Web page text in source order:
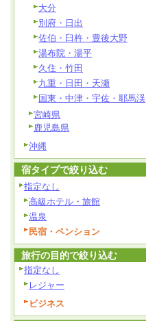
大分
別府・日出
佐伯・臼杵・豊後大野
湯布院・湯平
久住・竹田
九重・日田・天瀬
国東・中津・宇佐・耶馬渓
宮崎県
鹿児島県
沖縄
宿タイプで絞り込む
指定なし
高級ホテル・旅館
温泉
民宿・ペンション
旅行の目的で絞り込む
指定なし
レジャー
ビジネス